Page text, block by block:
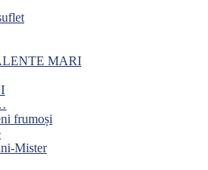
MARI
frumoși
Mister